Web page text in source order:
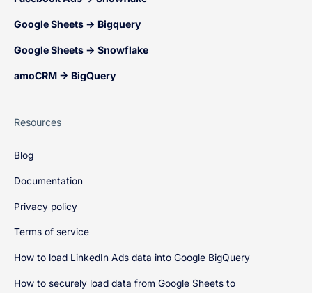
Google Sheets → Bigquery
Google Sheets → Snowflake
amoCRM → BigQuery
Resources
Blog
Documentation
Privacy policy
Terms of service
How to load LinkedIn Ads data into Google BigQuery
How to securely load data from Google Sheets to